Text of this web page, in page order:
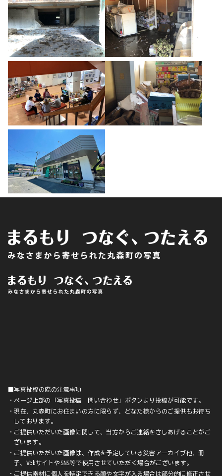
■写真投稿の際の注意事項
・ページ上部の「写真投稿 問い合わせ」ボタンより投稿が可能です。
・現在、丸森町にお住まいの方に限らず、どなた様からのご提供もお待ち
しております。
・ご提供いただいた画像に関して、当方からご連絡をさしあげることがご
ざいます。
・ご提供いただいた画像は、作成を予定している災害アーカイブ他、冊
子、WebサイトやSNS等で使用させていただく場合がございます。
・ご提供素材に個人を特定できる顔や文字が入る場合は部分的に修正させ